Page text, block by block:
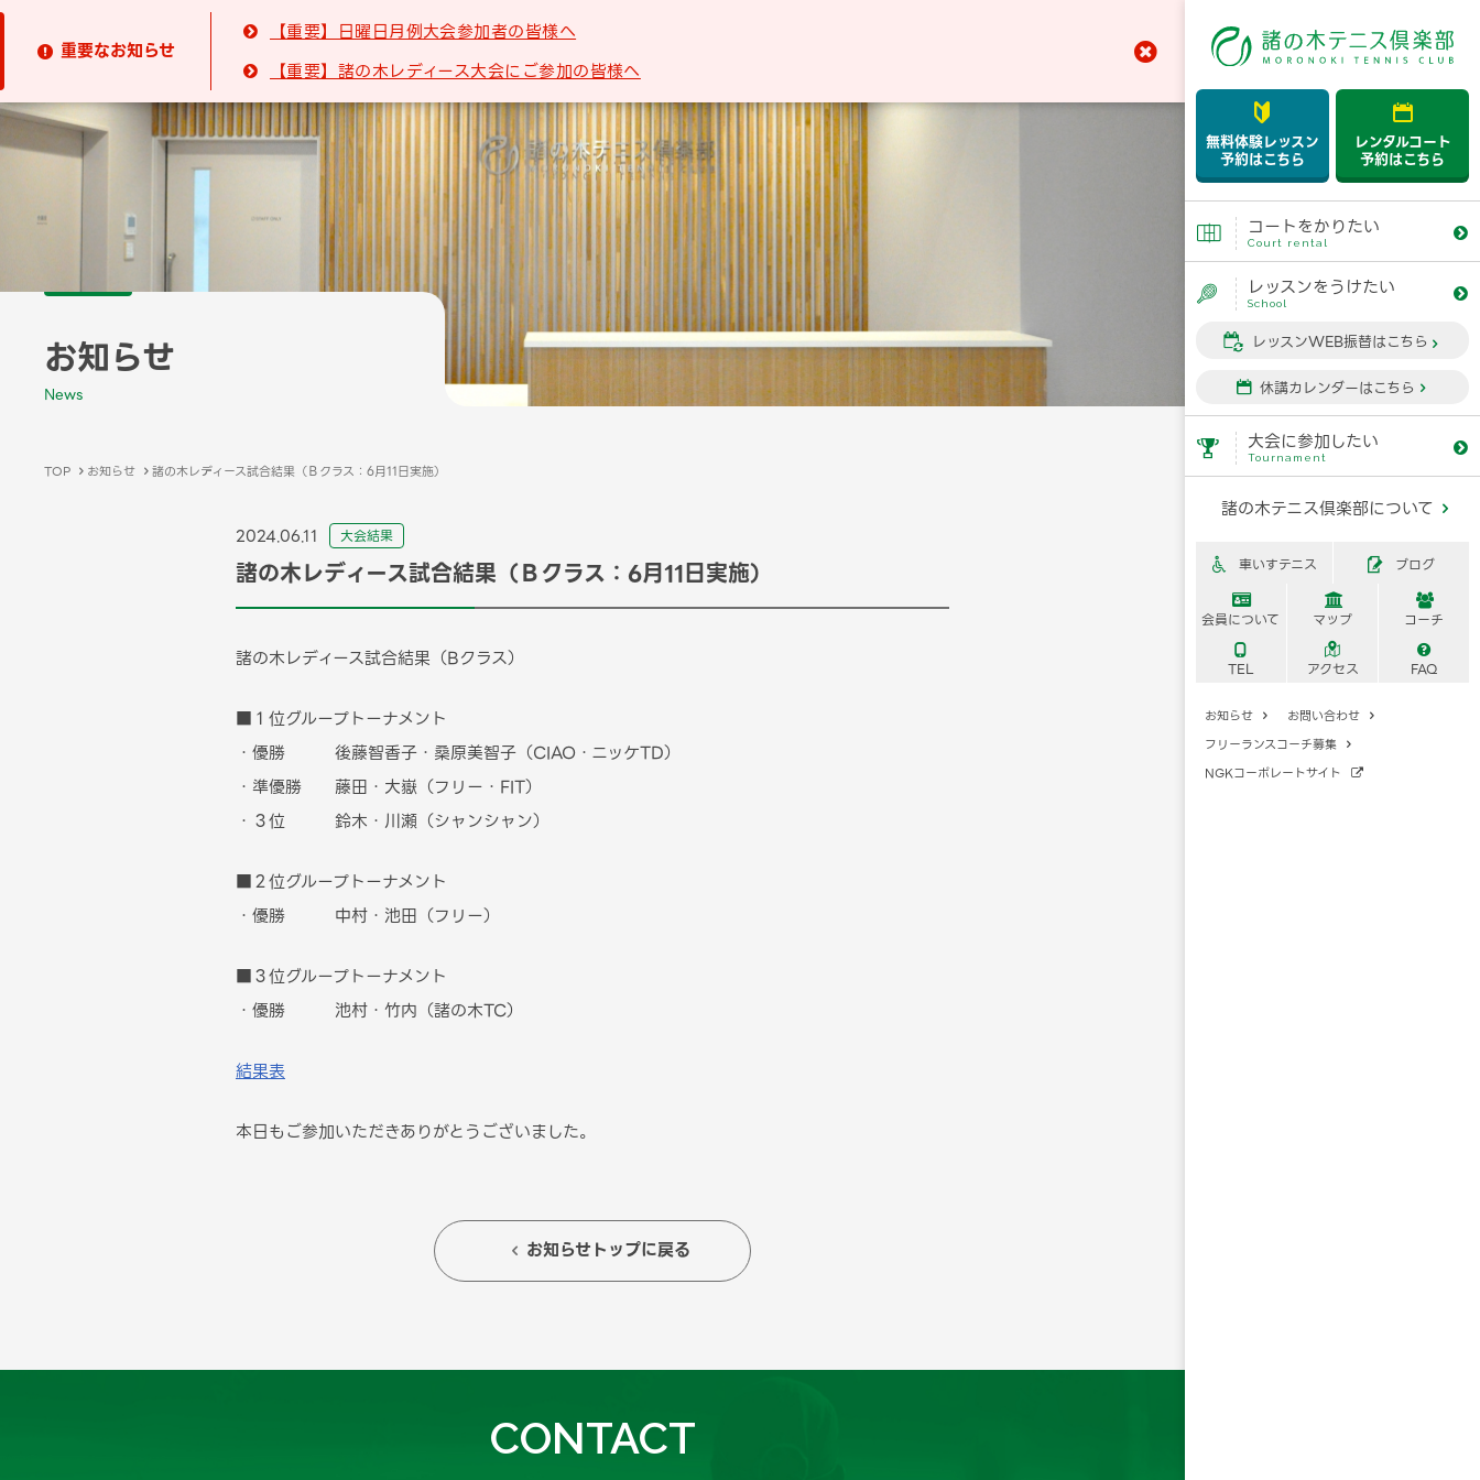

無料体験レッスン
予約はこちら

レンタルコート
予約はこちら
 コートをかりたい
Court rental

 レッスンをうけたい
School

 レッスンWEB振替はこちら 
 休講カレンダーはこちら 
 大会に参加したい
Tournament

諸の木テニス倶楽部について 
 車いすテニス  ブログ

会員について

マップ

コーチ

TEL

アクセス

FAQ
お知らせ  お問い合わせ 
フリーランスコーチ募集 
NGKコーポレートサイト 
 重要なお知らせ
 【重要】日曜日月例大会参加者の皆様へ
 【重要】諸の木レディース大会にご参加の皆様へ

お知らせ
News
TOP お知らせ 諸の木レディース試合結果（Ｂクラス：6月11日実施）
2024.06.11 ⼤会結果
諸の木レディース試合結果（Ｂクラス：6月11日実施）
諸の木レディース試合結果（Bクラス）
■１位グループトーナメント
・優勝 後藤智香子・桑原美智子（CIAO・ニッケTD）
・準優勝 藤田・大嶽（フリー・FIT）
・３位 鈴木・川瀬（シャンシャン）
■２位グループトーナメント
・優勝 中村・池田（フリー）
■３位グループトーナメント
・優勝 池村・竹内（諸の木TC）
結果表
本日もご参加いただきありがとうございました。
 お知らせトップに戻る
CONTACT